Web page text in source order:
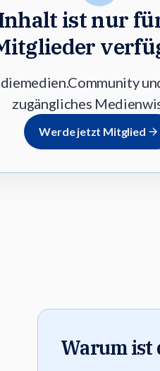
ist nur
zugängliches
Werde jetzt Mitglied
Warum ist